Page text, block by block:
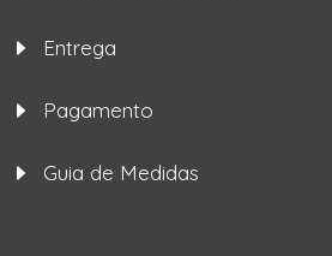
Entrega
Pagamento
Guia de Medidas